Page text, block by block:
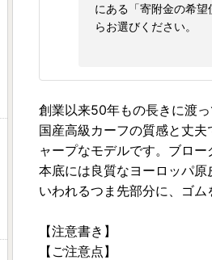
にある「寄附金の希望
らお選びください。
創業以来50年もの長きに渡
国産高級カーフの質感と丈
ャープなモデルです。ブロー
本底には良質なヨーロッパ
いわれるつま先部分に、ゴム
【注意書き】
【ご注意点】